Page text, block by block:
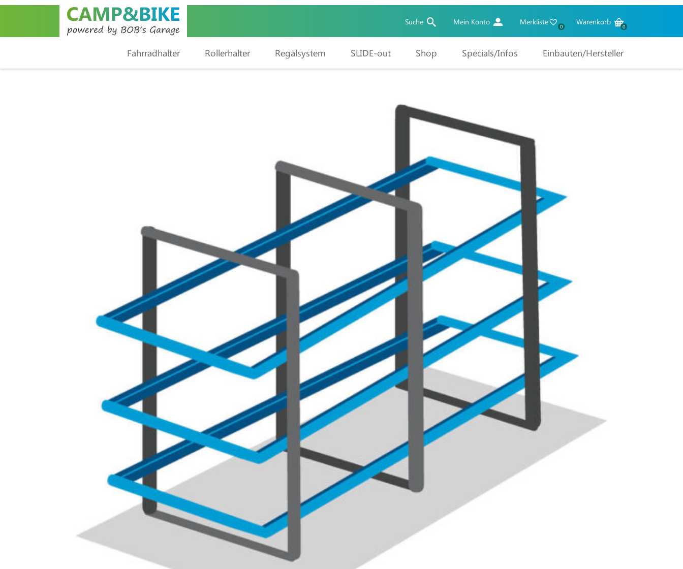
Suche Mein Konto Merkliste 0 Warenkorb 0
Fahrradhalter Rollerhalter Regalsystem SLIDE-out Shop Specials/Infos Einbauten/Hersteller